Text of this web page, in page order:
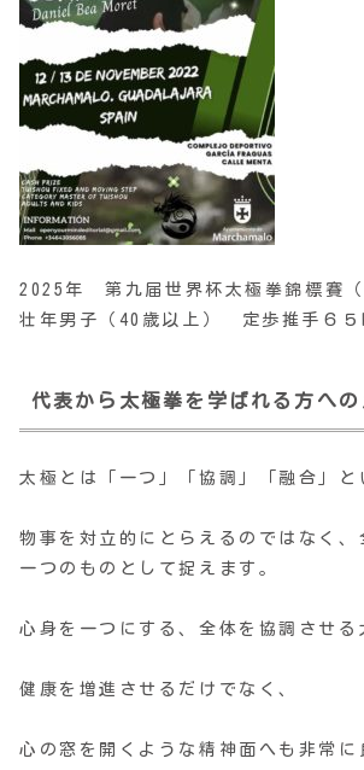
2025年 第九届世界杯太極拳錦標賽（
壮年男子（40歳以上） 定歩推手６５
代表から太極拳を学ばれる方への
太極とは「一つ」「協調」「 融合」と
物事を対立的にとらえるのではなく、
一つのものとして捉えます。
心身を一つにする、全体を協調させる
健康を増進させるだけでなく、
心の窓を開くような精神面へも非常に